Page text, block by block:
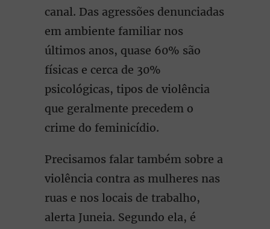
canal. Das agressões denunciadas
em ambiente familiar nos
últimos anos, quase 60% são
físicas e cerca de 30%
psicológicas, tipos de violência
que geralmente precedem o
crime do feminicídio.
Precisamos falar também sobre a
violência contra as mulheres nas
ruas e nos locais de trabalho,
alerta Juneia. Segundo ela, é